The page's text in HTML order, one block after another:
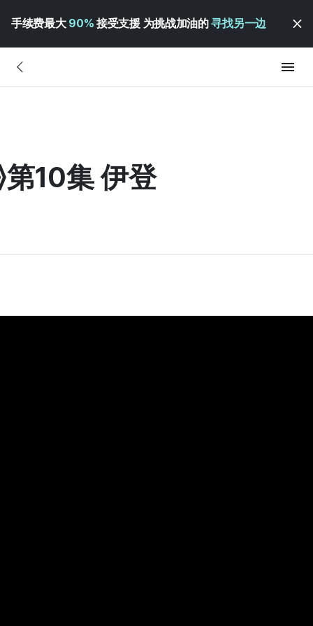
手续费最大 90% 接受支援 为挑战加油的寻找另一边
第10集 伊登